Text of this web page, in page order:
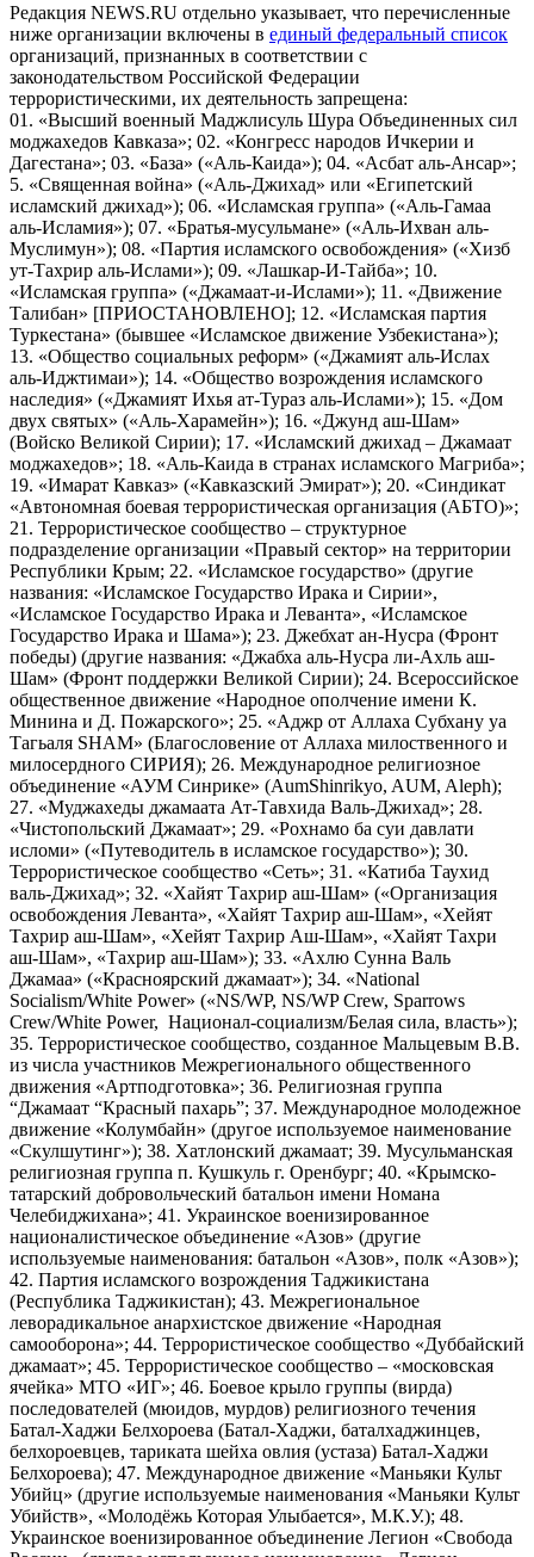
Редакция NEWS.RU отдельно указывает, что перечисленные
ниже организации включены в единый федеральный список
организаций, признанных в соответствии с
законодательством Российской Федерации
террористическими, их деятельность запрещена:
01. «Высший военный Маджлисуль Шура Объединенных сил
моджахедов Кавказа»; 02. «Конгресс народов Ичкерии и
Дагестана»; 03. «База» («Аль-Каида»); 04. «Асбат аль-Ансар»;
5. «Священная война» («Аль-Джихад» или «Египетский
исламский джихад»); 06. «Исламская группа» («Аль-Гамаа
аль-Исламия»); 07. «Братья-мусульмане» («Аль-Ихван аль-
Муслимун»); 08. «Партия исламского освобождения» («Хизб
ут-Тахрир аль-Ислами»); 09. «Лашкар-И-Тайба»; 10.
«Исламская группа» («Джамаат-и-Ислами»); 11. «Движение
Талибан» [ПРИОСТАНОВЛЕНО]; 12. «Исламская партия
Туркестана» (бывшее «Исламское движение Узбекистана»);
13. «Общество социальных реформ» («Джамият аль-Ислах
аль-Иджтимаи»); 14. «Общество возрождения исламского
наследия» («Джамият Ихья ат-Тураз аль-Ислами»); 15. «Дом
двух святых» («Аль-Харамейн»); 16. «Джунд аш-Шам»
(Войско Великой Сирии); 17. «Исламский джихад – Джамаат
моджахедов»; 18. «Аль-Каида в странах исламского Магриба»;
19. «Имарат Кавказ» («Кавказский Эмират»); 20. «Синдикат
«Автономная боевая террористическая организация (АБТО)»;
21. Террористическое сообщество – структурное
подразделение организации «Правый сектор» на территории
Республики Крым; 22. «Исламское государство» (другие
названия: «Исламское Государство Ирака и Сирии»,
«Исламское Государство Ирака и Леванта», «Исламское
Государство Ирака и Шама»); 23. Джебхат ан-Нусра (Фронт
победы) (другие названия: «Джабха аль-Нусра ли-Ахль аш-
Шам» (Фронт поддержки Великой Сирии); 24. Всероссийское
общественное движение «Народное ополчение имени К.
Минина и Д. Пожарского»; 25. «Аджр от Аллаха Субхану уа
Тагьаля SHAM» (Благословение от Аллаха милоственного и
милосердного СИРИЯ); 26. Международное религиозное
объединение «АУМ Синрике» (AumShinrikyo, AUM, Aleph);
27. «Муджахеды джамаата Ат-Тавхида Валь-Джихад»; 28.
«Чистопольский Джамаат»; 29. «Рохнамо ба суи давлати
исломи» («Путеводитель в исламское государство»); 30.
Террористическое сообщество «Сеть»; 31. «Катиба Таухид
валь-Джихад»; 32. «Хайят Тахрир аш-Шам» («Организация
освобождения Леванта», «Хайят Тахрир аш-Шам», «Хейят
Тахрир аш-Шам», «Хейят Тахрир Аш-Шам», «Хайят Тахри
аш-Шам», «Тахрир аш-Шам»); 33. «Ахлю Сунна Валь
Джамаа» («Красноярский джамаат»); 34. «National
Socialism/White Power» («NS/WP, NS/WP Crew, Sparrows
Crew/White Power, Национал-социализм/Белая сила, власть»);
35. Террористическое сообщество, созданное Мальцевым В.В.
из числа участников Межрегионального общественного
движения «Артподготовка»; 36. Религиозная группа
“Джамаат “Красный пахарь”; 37. Международное молодежное
движение «Колумбайн» (другое используемое наименование
«Скулшутинг»); 38. Хатлонский джамаат; 39. Мусульманская
религиозная группа п. Кушкуль г. Оренбург; 40. «Крымско-
татарский добровольческий батальон имени Номана
Челебиджихана»; 41. Украинское военизированное
националистическое объединение «Азов» (другие
используемые наименования: батальон «Азов», полк «Азов»);
42. Партия исламского возрождения Таджикистана
(Республика Таджикистан); 43. Межрегиональное
леворадикальное анархистское движение «Народная
самооборона»; 44. Террористическое сообщество «Дуббайский
джамаат»; 45. Террористическое сообщество – «московская
ячейка» МТО «ИГ»; 46. Боевое крыло группы (вирда)
последователей (мюидов, мурдов) религиозного течения
Батал-Хаджи Белхороева (Батал-Хаджи, баталхаджинцев,
белхороевцев, тариката шейха овлия (устаза) Батал-Хаджи
Белхороева); 47. Международное движение «Маньяки Культ
Убийц» (другие используемые наименования «Маньяки Культ
Убийств», «Молодёжь Которая Улыбается», М.К.У.); 48.
Украинское военизированное объединение Легион «Свобода